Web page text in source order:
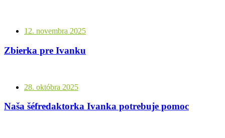
12. novembra 2025
Zbierka pre Ivanku
28. októbra 2025
Naša šéfredaktorka Ivanka potrebuje pomoc